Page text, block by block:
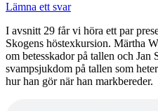
Lämna ett svar
I avsnitt 29 får vi höra ett par
Skogens höstexkursion. Märtha
om betesskador på tallen och
svampsjukdom på tallen som
hur han gör när han markbereder.